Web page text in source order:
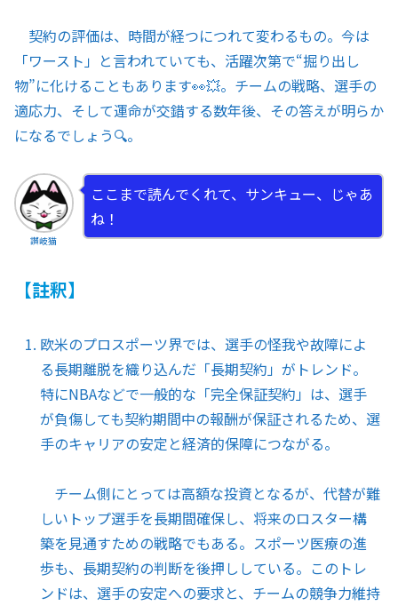
契約の評価は、時間が経つにつれて変わるもの。今は
「ワースト」と言われていても、活躍次第で“掘り出し
物”に化けることもあります👀💥。チームの戦略、選手の
適応力、そして運命が交錯する数年後、その答えが明らか
になるでしょう🔍。
讃岐猫
ここまで読んでくれて、サンキュー、じゃあ
ね！
【註釈】
欧米のプロスポーツ界では、選手の怪我や故障によ
る長期離脱を織り込んだ「長期契約」がトレンド。
特にNBAなどで一般的な「完全保証契約」は、選手
が負傷しても契約期間中の報酬が保証されるため、選
手のキャリアの安定と経済的保障につながる。
チーム側にとっては高額な投資となるが、代替が難
しいトップ選手を長期間確保し、将来のロスター構
築を見通すための戦略でもある。スポーツ医療の進
歩も、長期契約の判断を後押ししている。このトレ
ンドは、選手の安定への要求と、チームの競争力維持